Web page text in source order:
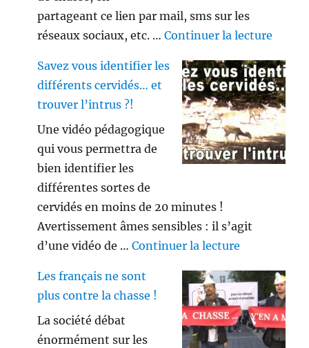
partageant ce lien par mail, sms sur les
réseaux sociaux, etc. …Continuer la lecture
Savez vous identifier les
différents cervidés… et
trouver l’intrus ?!
Une vidéo pédagogique
qui vous permettra de
bien identifier les
différentes sortes de
cervidés en moins de 20 minutes !
Avertissement âmes sensibles : il s’agit
d’une vidéo de …Continuer la lecture
Les français ne sont
plus contre la chasse !
La société débat
énormément sur les